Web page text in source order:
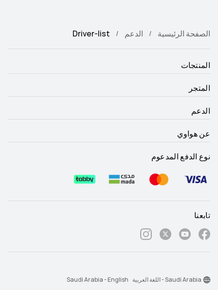
الصفحة الرئيسية الدعم Driver-list
المنتجات
المتجر
الدعم
عن هواوي
نوع الدفع المدعوم
تابعنا
Saudi Arabia - اللغة العربية Saudi Arabia - English